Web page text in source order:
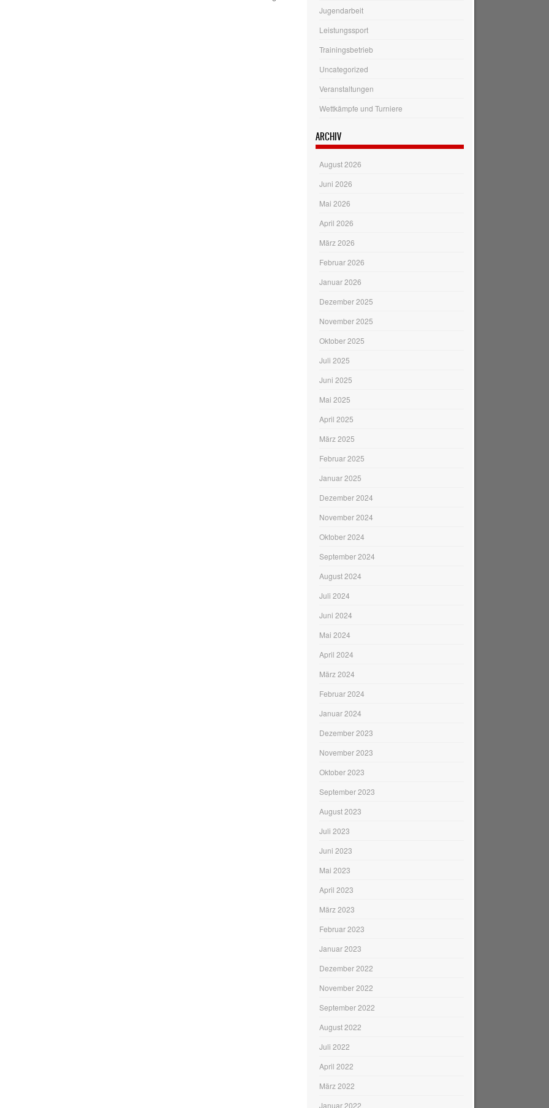
Jugendarbeit
Leistungssport
Trainingsbetrieb
Uncategorized
Veranstaltungen
Wettkämpfe und Turniere
ARCHIV
August 2026
Juni 2026
Mai 2026
April 2026
März 2026
Februar 2026
Januar 2026
Dezember 2025
November 2025
Oktober 2025
Juli 2025
Juni 2025
Mai 2025
April 2025
März 2025
Februar 2025
Januar 2025
Dezember 2024
November 2024
Oktober 2024
September 2024
August 2024
Juli 2024
Juni 2024
Mai 2024
April 2024
März 2024
Februar 2024
Januar 2024
Dezember 2023
November 2023
Oktober 2023
September 2023
August 2023
Juli 2023
Juni 2023
Mai 2023
April 2023
März 2023
Februar 2023
Januar 2023
Dezember 2022
November 2022
September 2022
August 2022
Juli 2022
April 2022
März 2022
Januar 2022